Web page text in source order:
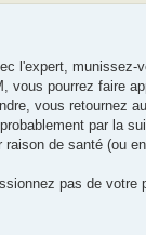
l'expert,
vous pourrez faire
vous retournez
par la
de santé (ou
pas de votre